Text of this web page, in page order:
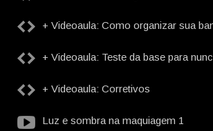
+ Videoaula: Como organizar sua
+ Videoaula: Teste da base para
+ Videoaula: Corretivos
Luz e sombra na maquiagem 1